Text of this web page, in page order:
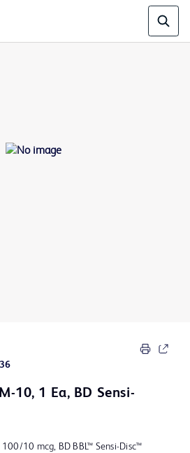
10, 1 Ea, BD Sensi-
10 mcg, BD BBL™ Sensi-Disc™